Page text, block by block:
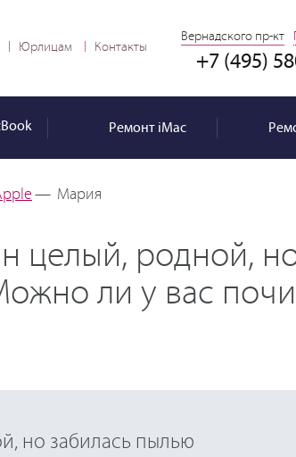
Вернадского пр-кт
+7 (495)
Юрлицам Контакты
РемонтiMac
— Мария
целый, родной,
ли у вас
но забилась пылью